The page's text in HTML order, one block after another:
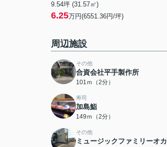
9.54坪 (31.57㎡)
6.25万円(6551.36円/坪)
周辺施設
その他
合資会社平手製作所
101ｍ（2分）
寿司
加島鮨
149ｍ（2分）
その他
ミュージックファミリーオカ